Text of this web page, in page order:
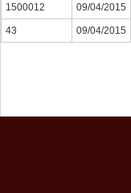
1500012 09/04/2015
43 09/04/2015